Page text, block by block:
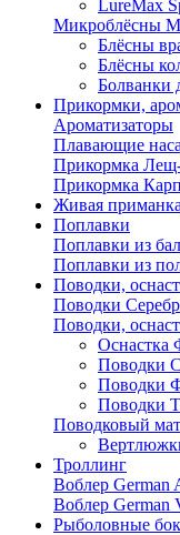
LureMax
Микроблёсны
Блёсны
Блёсны
Болванки
Прикормки,
Ароматизаторы
Плавающие
Прикормка
Прикормка
Живая приманка
Поплавки
Поплавки из
Поплавки из
Поводки,
Поводки
Поводки,
Поводки
Поводковый
Троллинг
Воблер German
Воблер German
Рыболовные